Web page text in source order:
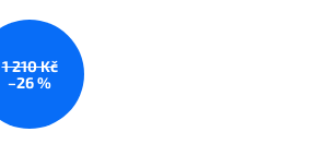
1 210 Kč
–26 %